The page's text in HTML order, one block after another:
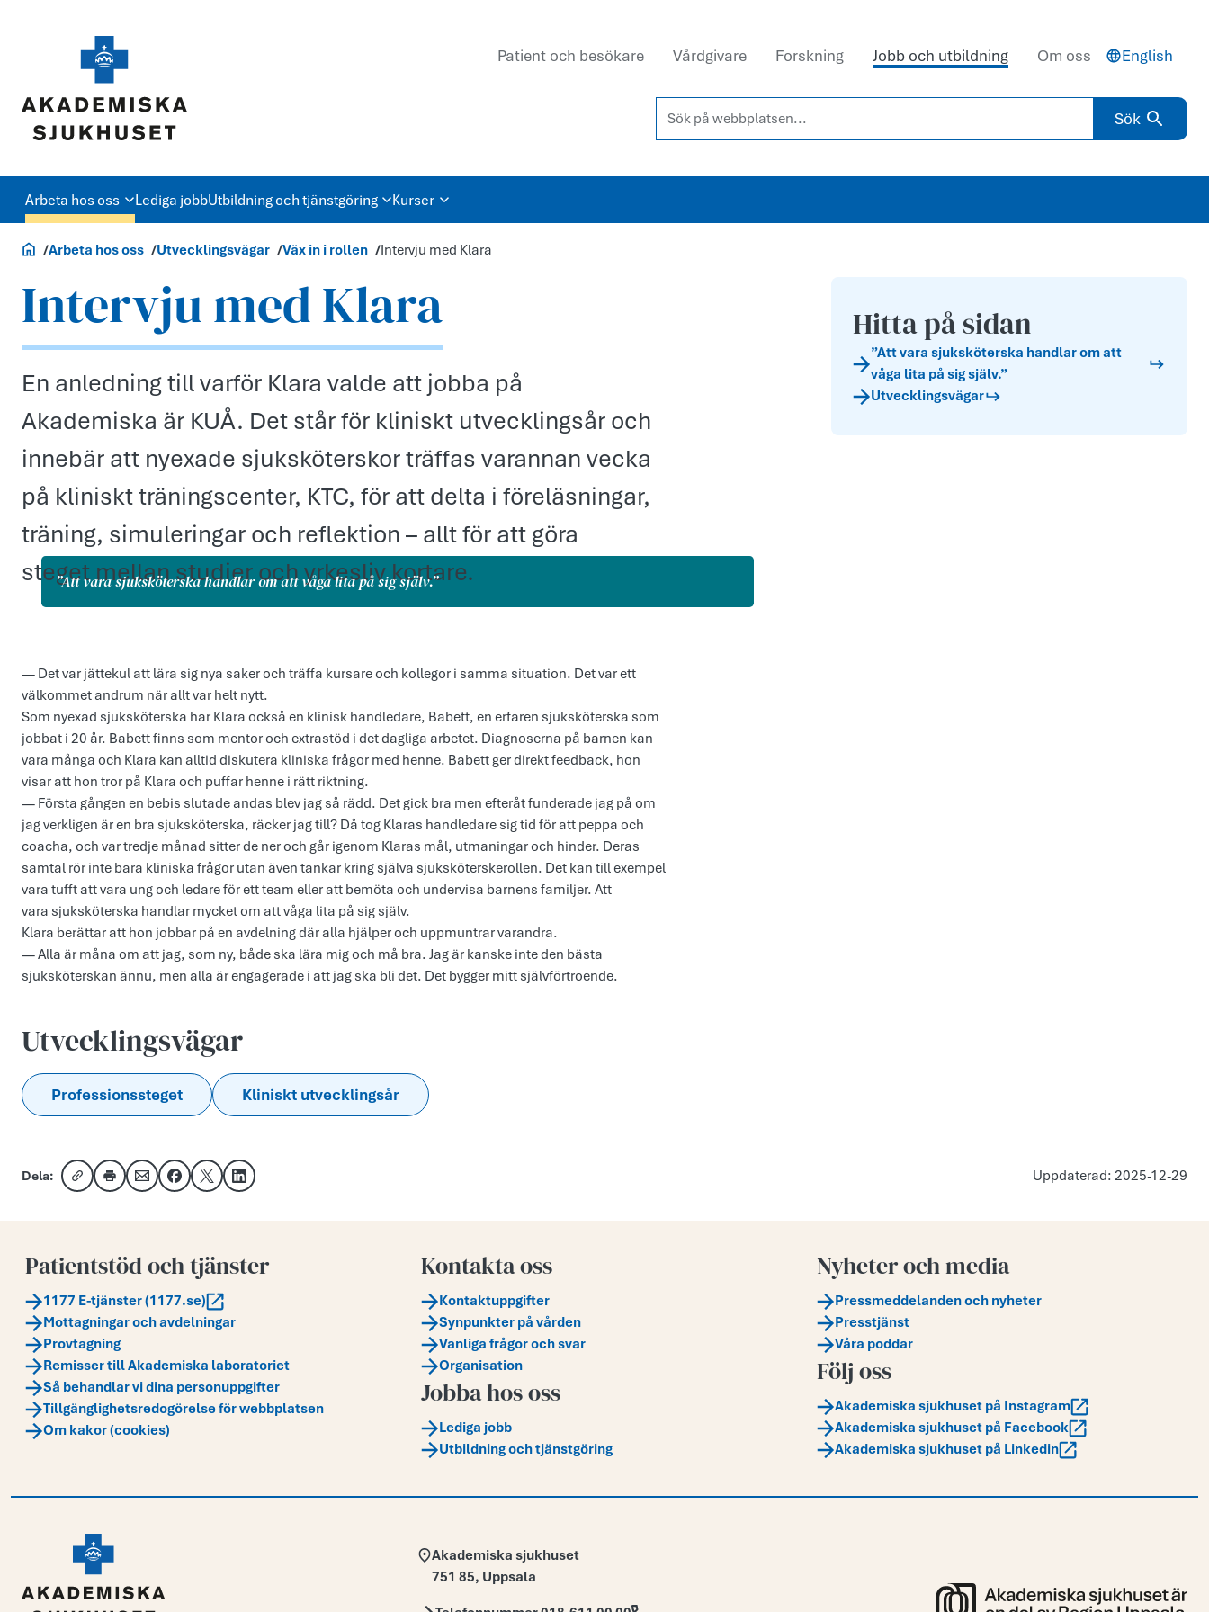
Patient och besökare Vårdgivare Forskning Jobb och utbildning Om oss English
Sök på webbplatsen...
Sök
Arbeta hos oss Lediga jobbUtbildning och tjänstgöring Kurser
Jobb och utbildning
Arbeta hos oss Utvecklingsvägar Väx in i rollen Intervju med Klara
Intervju med Klara
En anledning till varför Klara valde att jobba på
Akademiska är KUÅ. Det står för kliniskt utvecklingsår och
innebär att nyexade sjuksköterskor träffas varannan vecka
på kliniskt träningscenter, KTC, för att delta i föreläsningar,
träning, simuleringar och reflektion – allt för att göra
steget mellan studier och yrkesliv kortare.
”Att vara sjuksköterska handlar om att våga lita på sig själv.”
— Det var jättekul att lära sig nya saker och träffa kursare och kollegor i samma situation. Det var ett
välkommet andrum när allt var helt nytt.
Som nyexad sjuksköterska har Klara också en klinisk handledare, Babett, en erfaren sjuksköterska som
jobbat i 20 år. Babett finns som mentor och extrastöd i det dagliga arbetet. Diagnoserna på barnen kan
vara många och Klara kan alltid diskutera kliniska frågor med henne. Babett ger direkt feedback, hon
visar att hon tror på Klara och puffar henne i rätt riktning.
— Första gången en bebis slutade andas blev jag så rädd. Det gick bra men efteråt funderade jag på om
jag verkligen är en bra sjuksköterska, räcker jag till? Då tog Klaras handledare sig tid för att peppa och
coacha, och var tredje månad sitter de ner och går igenom Klaras mål, utmaningar och hinder. Deras
samtal rör inte bara kliniska frågor utan även tankar kring själva sjuksköterskerollen. Det kan till exempel
vara tufft att vara ung och ledare för ett team eller att bemöta och undervisa barnens familjer. Att
vara sjuksköterska handlar mycket om att våga lita på sig själv.
Klara berättar att hon jobbar på en avdelning där alla hjälper och uppmuntrar varandra.
— Alla är måna om att jag, som ny, både ska lära mig och må bra. Jag är kanske inte den bästa
sjuksköterskan ännu, men alla är engagerade i att jag ska bli det. Det bygger mitt självförtroende.
Utvecklingsvägar
Professionssteget Kliniskt utvecklingsår
Hitta på sidan
”Att vara sjuksköterska handlar om att
våga lita på sig själv.”
Utvecklingsvägar
Dela:
Kopiera länk
Skriv utDela via e-post
Dela på Facebook
Dela på XDela på LinkedIn
Uppdaterad: 2025-12-29
Patientstöd och tjänster
1177 E-tjänster (1177.se)
Mottagningar och avdelningar
Provtagning
Remisser till Akademiska laboratoriet
Så behandlar vi dina personuppgifter
Tillgänglighetsredogörelse för webbplatsen
Om kakor (cookies)
Kontakta oss
Kontaktuppgifter
Synpunkter på vården
Vanliga frågor och svar
Organisation
Jobba hos oss
Lediga jobb
Utbildning och tjänstgöring
Nyheter och media
Pressmeddelanden och nyheter
Presstjänst
Våra poddar
Följ oss
Akademiska sjukhuset på Instagram
Akademiska sjukhuset på Facebook
Akademiska sjukhuset på Linkedin
Adress:
Akademiska sjukhuset
751 85, Uppsala